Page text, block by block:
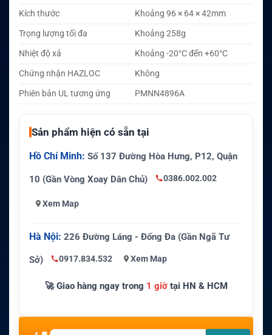
Kích thước
Khoảng 96 × 64 × 42mm
Trọng lượng tối đa
Khoảng 258g
Nhiệt độ xả
Khoảng -20°C đến +60°C
Chứng nhận HAZLOC
Không
Phiên bản UL tương ứng
PMNN4896A
Sản phẩm hiện có sẵn tại
Hồ Chí Minh: Số 137 Đường Hòa Hưng, P12, Quận
10 (Gần Vòng Xoay Dân Chủ) 0386.002.002
Xem Map
Hà Nội: 226 Đường Láng - Đống Đa (Gần Ngã Tư
Sở) 0917.834.532 Xem Map
🚀 Giao hàng ngay trong 1 giờtại HN & HCM